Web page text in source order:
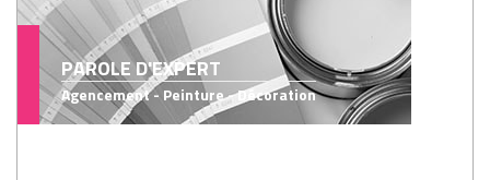
PAROLE D'EXPERT
Agencement - Peinture - Décoration